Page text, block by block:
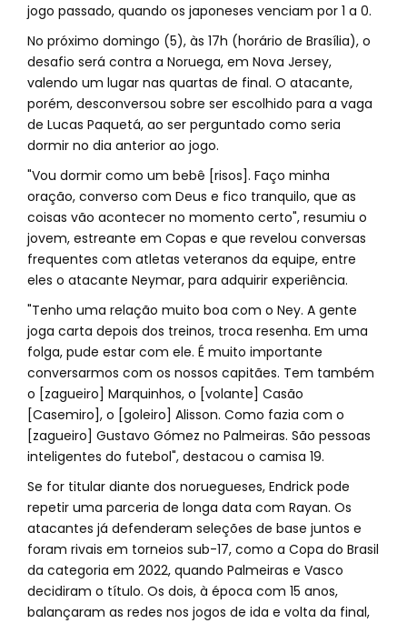
jogo passado, quando os japoneses venciam por 1 a 0.
No próximo domingo (5), às 17h (horário de Brasília), o
desafio será contra a Noruega, em Nova Jersey,
valendo um lugar nas quartas de final. O atacante,
porém, desconversou sobre ser escolhido para a vaga
de Lucas Paquetá, ao ser perguntado como seria
dormir no dia anterior ao jogo.
"Vou dormir como um bebê [risos]. Faço minha
oração, converso com Deus e fico tranquilo, que as
coisas vão acontecer no momento certo", resumiu o
jovem, estreante em Copas e que revelou conversas
frequentes com atletas veteranos da equipe, entre
eles o atacante Neymar, para adquirir experiência.
"Tenho uma relação muito boa com o Ney. A gente
joga carta depois dos treinos, troca resenha. Em uma
folga, pude estar com ele. É muito importante
conversarmos com os nossos capitães. Tem também
o [zagueiro] Marquinhos, o [volante] Casão
[Casemiro], o [goleiro] Alisson. Como fazia com o
[zagueiro] Gustavo Gómez no Palmeiras. São pessoas
inteligentes do futebol", destacou o camisa 19.
Se for titular diante dos noruegueses, Endrick pode
repetir uma parceria de longa data com Rayan. Os
atacantes já defenderam seleções de base juntos e
foram rivais em torneios sub-17, como a Copa do Brasil
da categoria em 2022, quando Palmeiras e Vasco
decidiram o título. Os dois, à época com 15 anos,
balançaram as redes nos jogos de ida e volta da final,